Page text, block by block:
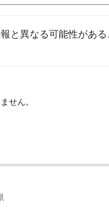
と異なる可能性があ
せん。